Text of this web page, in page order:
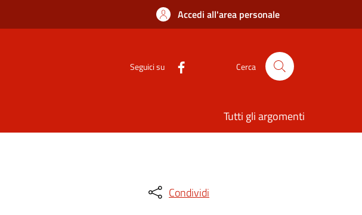
Accedi all'area personale
Seguici su Cerca
Tutti gli argomenti
Condividi